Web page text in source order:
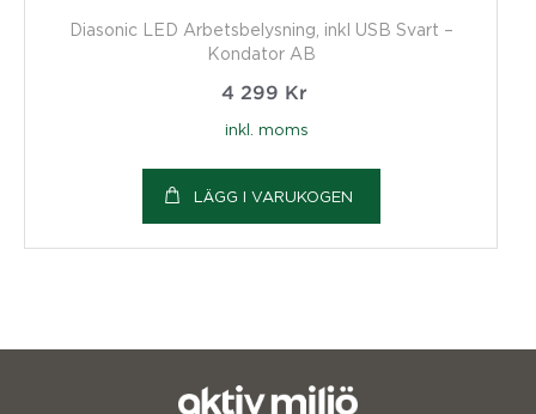
Diasonic LED Arbetsbelysning, inkl USB Svart –
Kondator AB
4 299 Kr
inkl. moms
LÄGG I VARUKOGEN